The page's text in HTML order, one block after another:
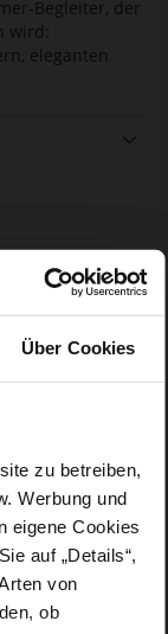
Über Cookies
zu betreiben,
Werbung und
eigene Cookies
auf „Details“,
von
ob
Begleiter, der
wird:
eleganten
GROUP
WORKING
aus Leder,
mit samtiger